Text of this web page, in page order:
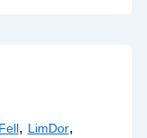
Fell, LimDor,